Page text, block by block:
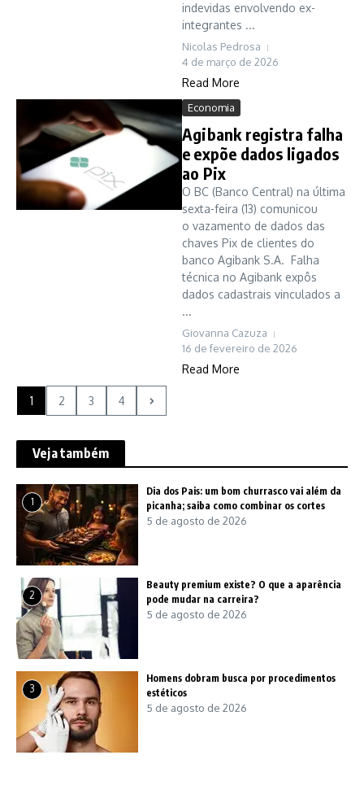
indevidas envolvendo ex-
integrantes ...
Nicolas Pedrosa
4 de março de 2026
Read More
Economia
Agibank registra falha
e expõe dados ligados
ao Pix
O BC (Banco Central) na última
sexta-feira (13) comunicou
o vazamento de dados das
chaves Pix de clientes do
banco Agibank S.A. Falha
técnica no Agibank expôs
dados cadastrais vinculados a
...
Giovanna Cazuza
16 de fevereiro de 2026
Read More
1 2 3 4
Veja também
1
Dia dos Pais: um bom churrasco vai além da
picanha; saiba como combinar os cortes
5 de agosto de 2026
2
Beauty premium existe? O que a aparência
pode mudar na carreira?
5 de agosto de 2026
3
Homens dobram busca por procedimentos
estéticos
5 de agosto de 2026